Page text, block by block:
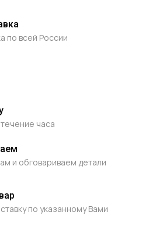
по всей России
часа
и обговариваем детали
по указанному Вами